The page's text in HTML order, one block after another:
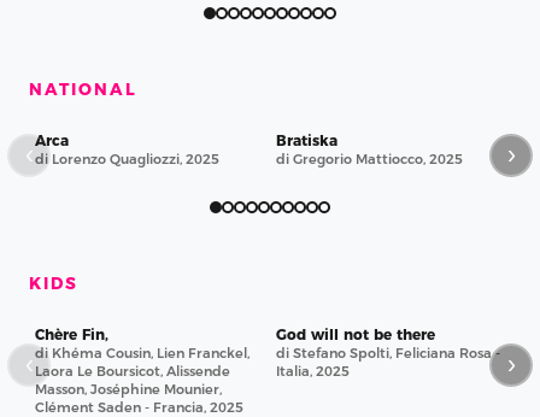
NATIONAL
Arca
di Lorenzo Quagliozzi, 2025
Bratiska
di Gregorio Mattiocco, 2025 di
‹ ›
KIDS
Chère Fin,
di Khéma Cousin, Lien Franckel,
Laora Le Boursicot, Alissende
Masson, Joséphine Mounier,
Clément Saden - Francia, 2025
God will not be there
di Stefano Spolti, Feliciana Rosa -
Italia, 2025
di
‹ ›